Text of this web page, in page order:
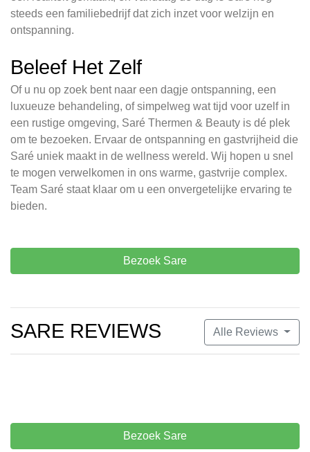
steeds een familiebedrijf dat zich inzet voor welzijn en
ontspanning.
Beleef Het Zelf
Of u nu op zoek bent naar een dagje ontspanning, een
luxueuze behandeling, of simpelweg wat tijd voor uzelf in
een rustige omgeving, Saré Thermen & Beauty is dé plek
om te bezoeken. Ervaar de ontspanning en gastvrijheid die
Saré uniek maakt in de wellness wereld. Wij hopen u snel
te mogen verwelkomen in ons warme, gastvrije complex.
Team Saré staat klaar om u een onvergetelijke ervaring te
bieden.
Bezoek Sare
Alle Reviews
SARE REVIEWS
Bezoek Sare